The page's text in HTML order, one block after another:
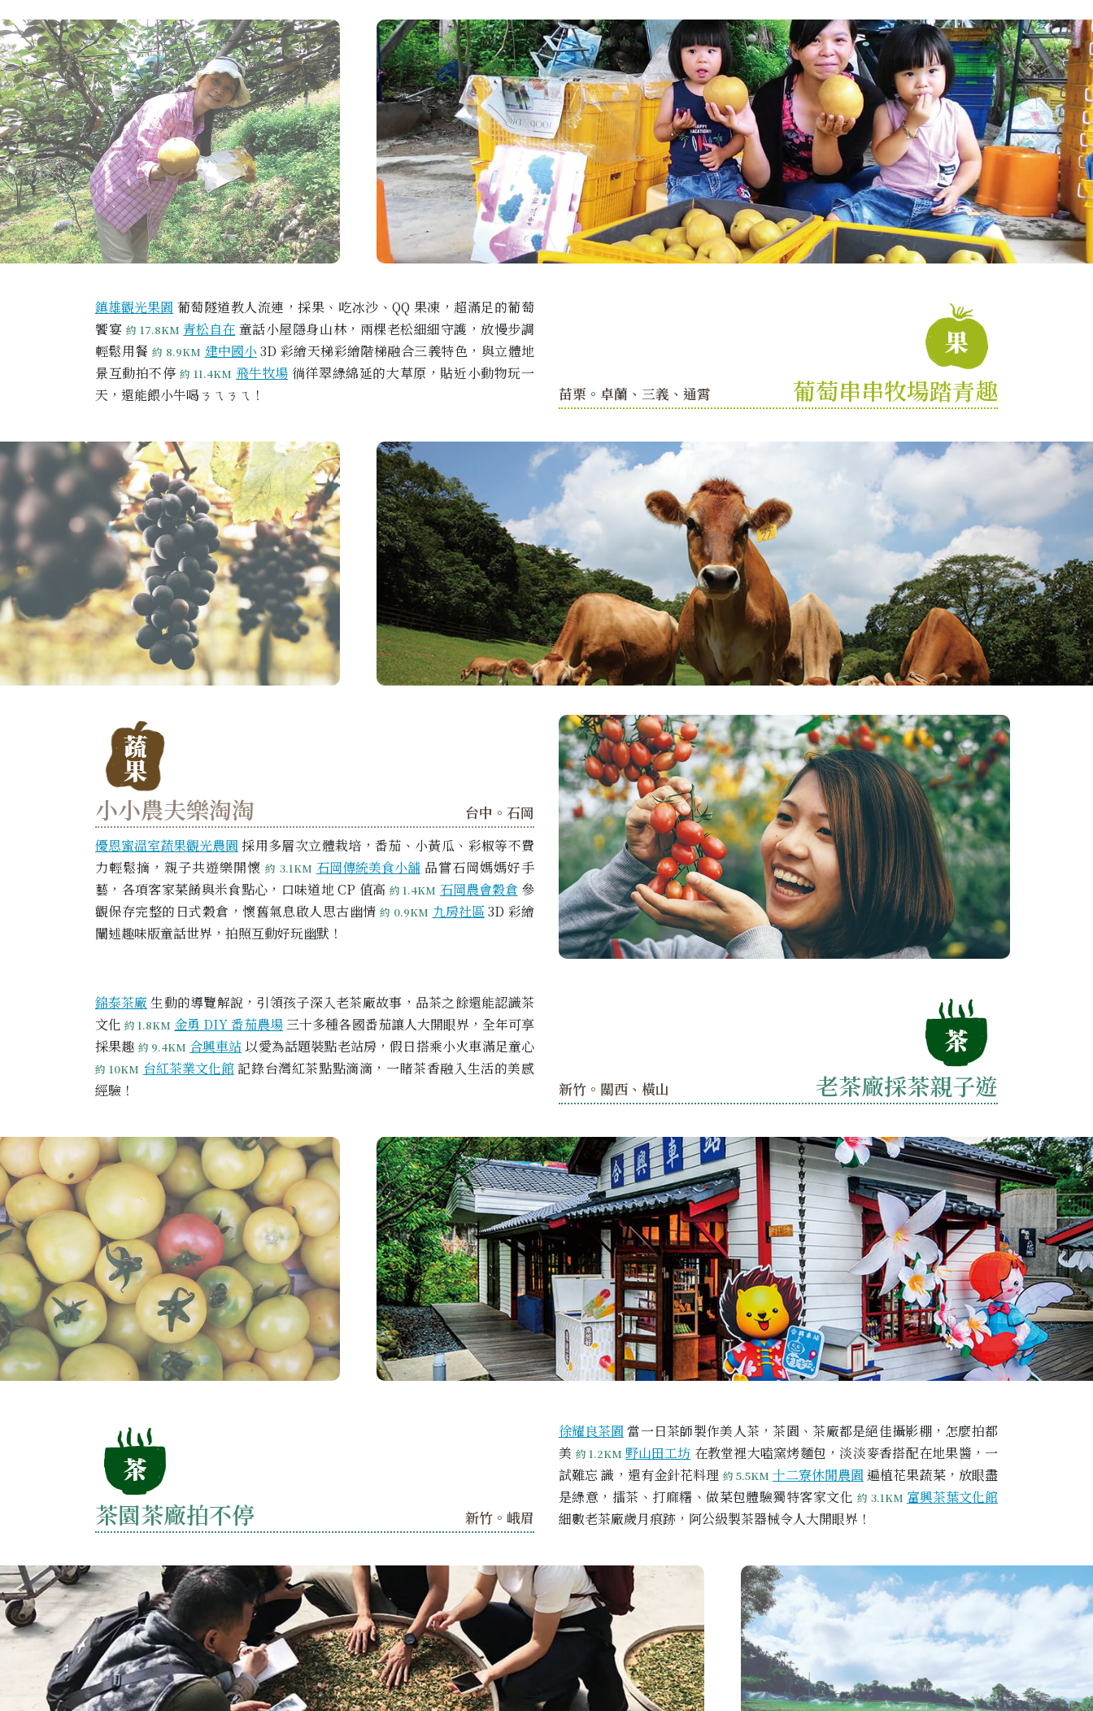
鎮雄觀光果園 葡萄隧道教人流連，採果、吃冰沙、QQ 果凍，超滿足的葡萄
饗宴 約 17.8KM 青松自在 童話小屋隱身山林，兩棵老松細細守護，放慢步調
輕鬆用餐約 8.9KM 建中國小 3D 彩繪天梯彩繪階梯融合三義特色，與立體地
景互動拍不停約 11.4KM 飛牛牧場 徜徉翠綠綿延的大草原，貼近小動物玩一
天，還能餵小牛喝ㄋㄟㄋㄟ！
葡萄串串牧場踏青趣
苗栗。卓蘭、三義、通霄
小小農夫樂淘淘 台中。石岡
優恩蜜溫室蔬果觀光農園 採用多層次立體栽培，番茄、小黃瓜、彩椒等不費
力輕鬆摘，親子共遊樂開懷 約 3.1KM 石岡傳統美食小舖 品嘗石岡媽媽好手
藝，各項客家菜餚與米食點心，口味道地 CP 值高 約 1.4KM 石岡農會穀倉 參
觀保存完整的日式穀倉，懷舊氣息啟人思古幽情約 0.9KM 九房社區 3D 彩繪
闡述趣味版童話世界，拍照互動好玩幽默！
錦泰茶廠 生動的導覽解說，引領孩子深入老茶廠故事，品茶之餘還能認識茶
文化約 1.8KM 金勇 DIY 番茄農場三十多種各國番茄讓人大開眼界，全年可享
採果趣 約 9.4KM 合興車站 以愛為話題裝點老站房，假日搭乘小火車滿足童心
約 10KM 台紅茶業文化館記錄台灣紅茶點點滴滴，一睹茶香融入生活的美感
經驗！
老茶廠採茶親子遊
新竹。關西、橫山
茶園茶廠拍不停 新竹。峨眉
徐耀良茶園 當一日茶師製作美人茶，茶園、茶廠都是絕佳攝影棚，怎麼拍都
美 約 1.2KM 野山田工坊 在教堂裡大嗑窯烤麵包，淡淡麥香搭配在地果醬，一
試難忘 識，還有金針花料理 約 5.5KM 十二寮休閒農園 遍植花果蔬菜，放眼盡
是綠意，擂茶、打麻糬、做菜包體驗獨特客家文化 約 3.1KM 富興茶葉文化館
細數老茶廠歲月痕跡，阿公級製茶器械令人大開眼界！